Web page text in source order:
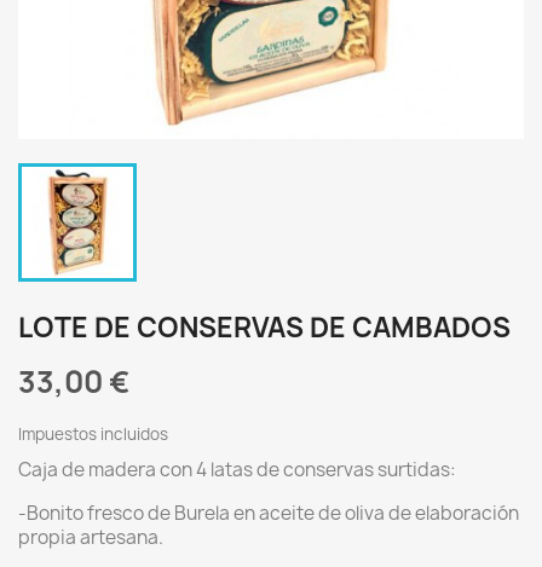
LOTE DE CONSERVAS DE CAMBADOS
33,00 €
Impuestos incluidos
Caja de madera con 4 latas de conservas surtidas:
-Bonito fresco de Burela en aceite de oliva de elaboración
propia artesana.